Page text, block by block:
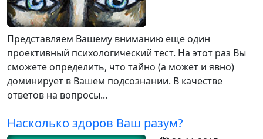
Представляем Вашему вниманию еще один
проективный психологический тест. На этот раз Вы
сможете определить, что тайно (а может и явно)
доминирует в Вашем подсознании. В качестве
ответов на вопросы...
Насколько здоров Ваш разум?